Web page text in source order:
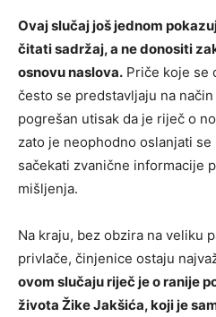
Ovaj slučaj još jednom
čitati sadržaj, a ne donositi
osnovu naslova. Priče koje se
često se predstavljaju na
pogrešan utisak da je riječ o
zato je neophodno oslanjati
sačekati zvanične informacije
mišljenja.
Na kraju, bez obzira na veliku
privlače, činjenice ostaju
ovom slučaju riječ je o ranije
života Žike Jakšića, koji je